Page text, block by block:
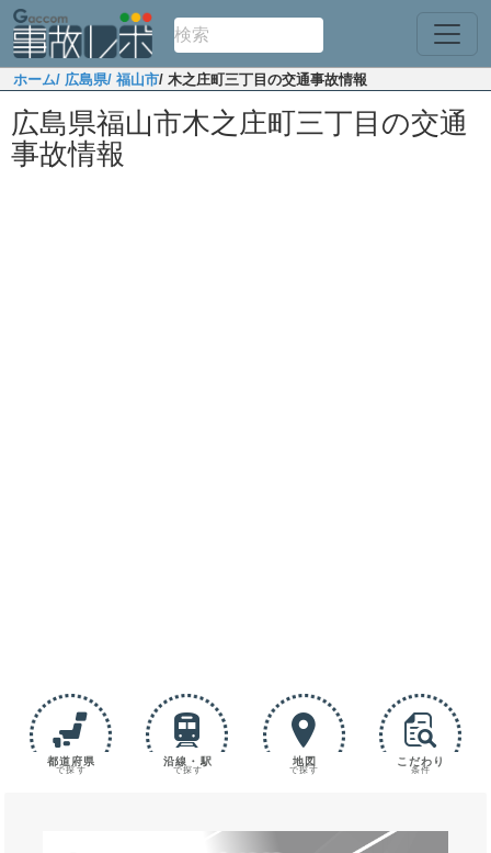
ホーム/ 広島県/ 福山市/ 木之庄町三丁目の交通事故情報
広島県福山市木之庄町三丁目の交通
事故情報
都道府県
で探す
沿線・駅
で探す
地図
で探す
こだわり
条件